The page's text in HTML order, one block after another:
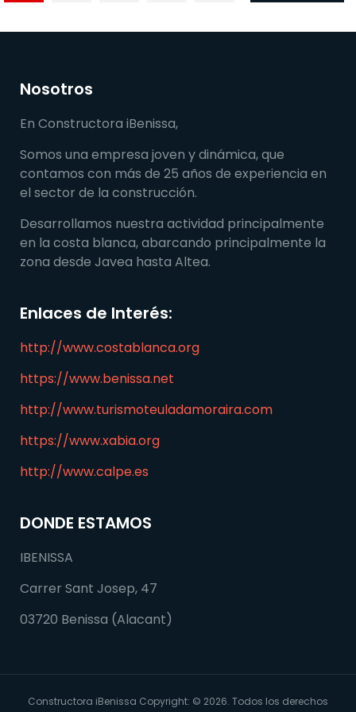
Nosotros
En Constructora iBenissa,
Somos una empresa joven y dinámica, que
contamos con más de 25 años de experiencia en
el sector de la construcción.
Desarrollamos nuestra actividad principalmente
en la costa blanca, abarcando principalmente la
zona desde Javea hasta Altea.
Enlaces de Interés:
http://www.costablanca.org
https://www.benissa.net
http://www.turismoteuladamoraira.com
https://www.xabia.org
http://www.calpe.es
DONDE ESTAMOS
IBENISSA
Carrer Sant Josep, 47
03720 Benissa (Alacant)
Constructora iBenissa Copyright: © 2026. Todos los derechos